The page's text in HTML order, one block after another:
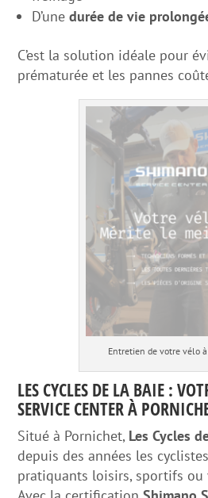
D’unedurée de vie
C’est la solution idéale pour
prématurée et les pannes
Entretien de votre vélo
LES CYCLES DE LA BAIE :
SERVICE CENTER À
Situé à Pornichet, Les Cycles
depuis des années les
pratiquants loisirs, sportifs ou